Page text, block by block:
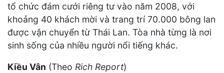
tổ chức đám cưới riêng tư vào năm 2008, với
khoảng 40 khách mời và trang trí 70.000 bông lan
được vận chuyển từ Thái Lan. Tòa nhà từng là nơi
sinh sống của nhiều người nổi tiếng khác.
Kiều Vân (Theo Rich Report)